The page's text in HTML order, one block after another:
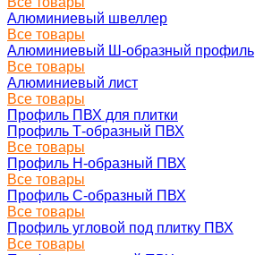
Алюминиевый швеллер
Все товары
Алюминиевый Ш-образный профиль
Все товары
Алюминиевый лист
Все товары
Профиль ПВХ для плитки
Профиль Т-образный ПВХ
Все товары
Профиль H-образный ПВХ
Все товары
Профиль C-образный ПВХ
Все товары
Профиль угловой под плитку ПВХ
Все товары